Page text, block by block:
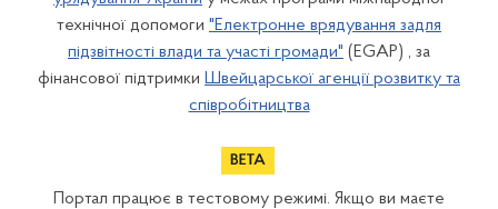
технічної допомоги "Електронне врядування задля
підзвітності влади та участі громади" (EGAP) , за
фінансової підтримки Швейцарської агенції розвитку та
співробітництва
Портал працює в тестовому режимі. Якщо ви маєте